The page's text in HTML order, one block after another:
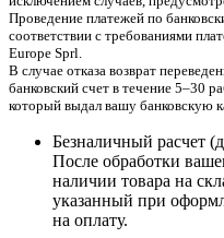
Проведение платежей по
соответствии с требованиями
Europe Sprl.
В случае отказа возврат
банковский счет в течение 5–30
который выдал вашу банковскую
Безналичный расчет
После обработки
наличии товара на
указанный при
на оплату.